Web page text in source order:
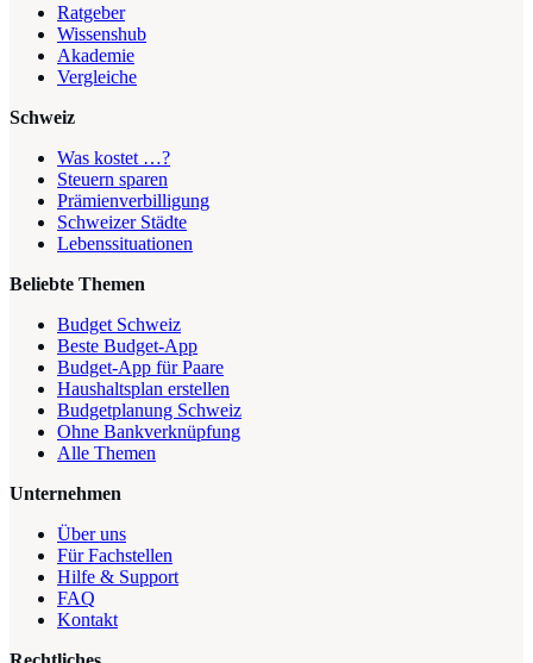
Ratgeber
Wissenshub
Akademie
Vergleiche
Schweiz
Was kostet …?
Steuern sparen
Prämienverbilligung
Schweizer Städte
Lebenssituationen
Beliebte Themen
Budget Schweiz
Beste Budget-App
Budget-App für Paare
Haushaltsplan erstellen
Budgetplanung Schweiz
Ohne Bankverknüpfung
Alle Themen
Unternehmen
Über uns
Für Fachstellen
Hilfe & Support
FAQ
Kontakt